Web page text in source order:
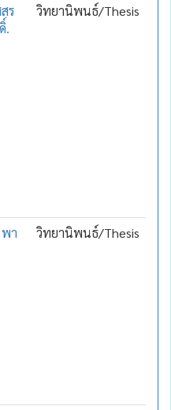
ร
.
วิทยานิพนธ์/Thesis
พา
วิทยานิพนธ์/Thesis